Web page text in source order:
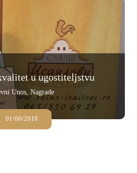
u ugostiteljstvu
Unos ,Nagrade
01/06/2018